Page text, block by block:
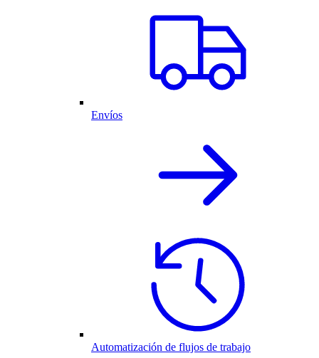
Envíos
Automatización de flujos de trabajo